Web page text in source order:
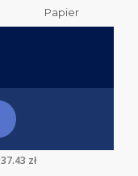
Papier
37.43 zł